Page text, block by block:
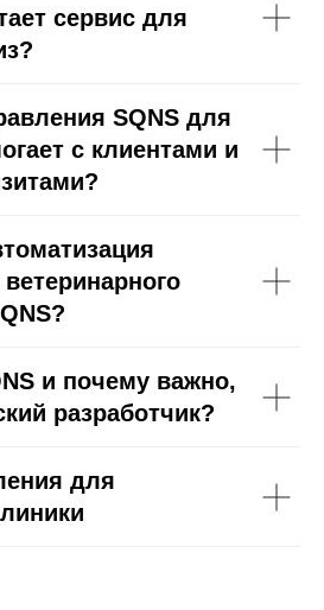
сервис для
SQNS для
с клиентами и
и почему важно,
разработчик?
для